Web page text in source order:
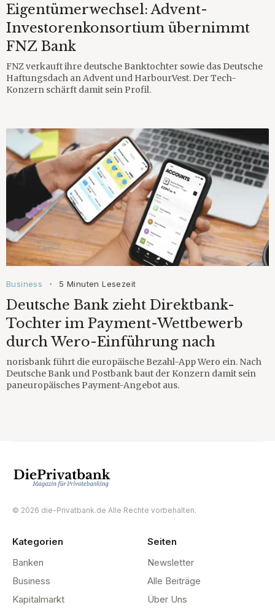
Eigentümerwechsel: Advent-
Investorenkonsortium übernimmt
FNZ Bank
FNZ verkauft ihre deutsche Banktochter sowie das Deutsche
Haftungsdach an Advent und HarbourVest. Der Tech-
Konzern schärft damit sein Profil.
Business • 5 Minuten Lesezeit
Deutsche Bank zieht Direktbank-
Tochter im Payment-Wettbewerb
durch Wero-Einführung nach
norisbank führt die europäische Bezahl-App Wero ein. Nach
Deutsche Bank und Postbank baut der Konzern damit sein
paneuropäisches Payment-Angebot aus.
© 2026 die-Privatbank.de Alle Rechte vorbehalten.
Kategorien
Banken
Business
Kapitalmarkt
Seiten
Newsletter
Alle Beiträge
Über Uns